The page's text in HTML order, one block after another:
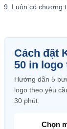
9. Luôn có chương
Cách đặt
50 in logo
Hướng dẫn 5
logo theo yêu
30 phút.
Chọn